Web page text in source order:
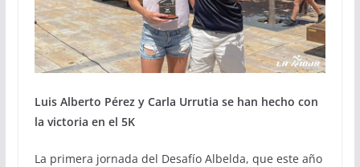
Luis Alberto Pérez y Carla Urrutia se han hecho con
la victoria en el 5K
La primera jornada del Desafío Albelda, que este año